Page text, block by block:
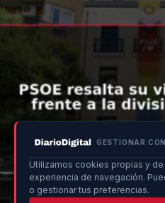
GESTIONAR
Utilizamos cookies propias y
experiencia de navegación.
o gestionar tus preferencias.